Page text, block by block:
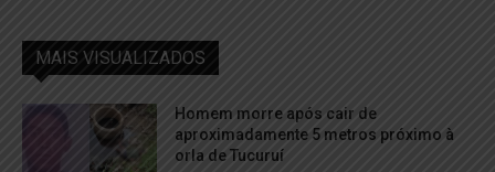
MAIS VISUALIZADOS
Homem morre após cair de
aproximadamente 5 metros próximo à
orla de Tucuruí